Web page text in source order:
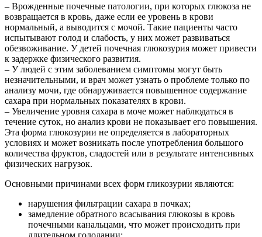
– Врожденные почечные патологии, при которых глюкоза не
возвращается в кровь, даже если ее уровень в крови
нормальный, а выводится с мочой. Такие пациенты часто
испытывают голод и слабость, у них может развиваться
обезвоживание. У детей почечная глюкозурия может привести
к задержке физического развития.
– У людей с этим заболеванием симптомы могут быть
незначительными, и врач может узнать о проблеме только по
анализу мочи, где обнаруживается повышенное содержание
сахара при нормальных показателях в крови.
– Увеличение уровня сахара в моче может наблюдаться в
течение суток, но анализ крови не показывает его повышения.
Эта форма глюкозурии не определяется в лабораторных
условиях и может возникать после употребления большого
количества фруктов, сладостей или в результате интенсивных
физических нагрузок.
Основными причинами всех форм гликозурии являются:
нарушения фильтрации сахара в почках;
замедление обратного всасывания глюкозы в кровь
почечными канальцами, что может происходить при
длительном голодании;